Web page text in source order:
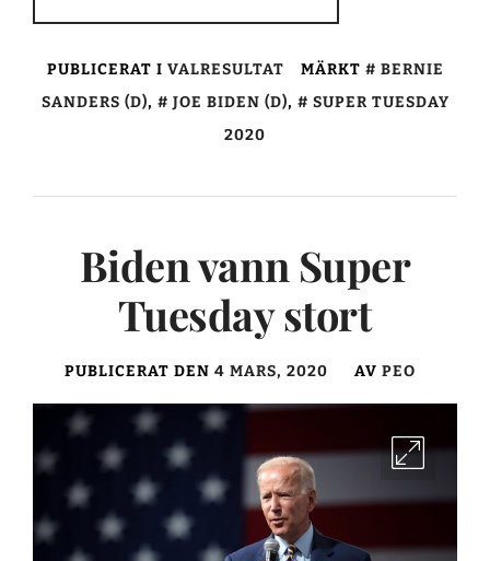
PUBLICERAT I VALRESULTAT MÄRKT
BERNIE
SANDERS (D), JOE BIDEN (D),
SUPER TUESDAY
2020
Biden vann Super
Tuesday stort
PUBLICERAT DEN 4 MARS, 2020 AV PEO